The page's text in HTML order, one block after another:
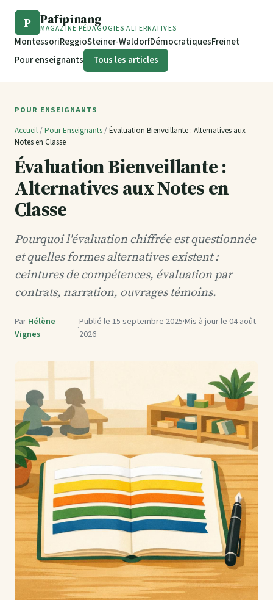
P Pafipinang
MAGAZINE PÉDAGOGIES ALTERNATIVES
MontessoriReggioSteiner-WaldorfDémocratiquesFreinet
Pour enseignants
Tous les articles
POUR ENSEIGNANTS
Accueil /Pour Enseignants /Évaluation Bienveillante : Alternatives aux
Notes en Classe
Évaluation Bienveillante :
Alternatives aux Notes en
Classe
Pourquoi l'évaluation chiffrée est questionnée
et quelles formes alternatives existent :
ceintures de compétences, évaluation par
contrats, narration, ouvrages témoins.
Par Hélène
Vignes
·
Publié le 15 septembre 2025·Mis à jour le 04 août
2026